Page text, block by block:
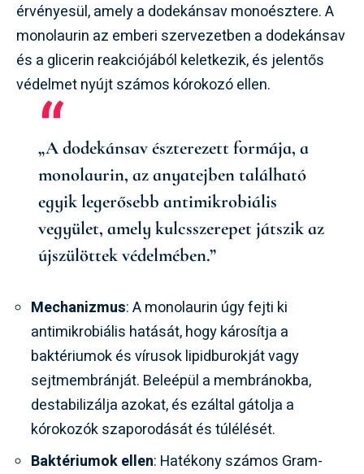
érvényesül, amely a dodekánsav monoésztere. A
monolaurin az emberi szervezetben a dodekánsav
és a glicerin reakciójából keletkezik, és jelentős
védelmet nyújt számos kórokozó ellen.
„A dodekánsav észterezett formája, a
monolaurin, az anyatejben található
egyik legerősebb antimikrobiális
vegyület, amely kulcsszerepet játszik az
újszülöttek védelmében.”
Mechanizmus: A monolaurin úgy fejti ki
antimikrobiális hatását, hogy károsítja a
baktériumok és vírusok lipidburokját vagy
sejtmembránját. Beleépül a membránokba,
destabilizálja azokat, és ezáltal gátolja a
kórokozók szaporodását és túlélését.
Baktériumok ellen: Hatékony számos Gram-